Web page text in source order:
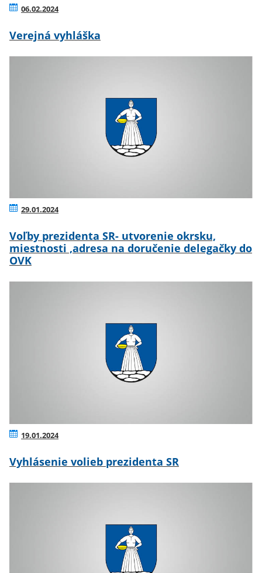
06.02.2024
Verejná vyhláška
29.01.2024
Voľby prezidenta SR- utvorenie okrsku,
miestnosti ,adresa na doručenie delegačky do
OVK
19.01.2024
Vyhlásenie volieb prezidenta SR